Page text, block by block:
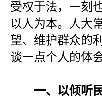
受权于法，一刻
以人为本。人大
望、维护群众的
谈一点个人的体会
一、以倾听